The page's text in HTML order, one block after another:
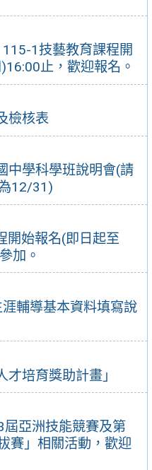
1技藝教育課程開
止，歡迎報名。
檢核表
中學科學班說明會(請
12/31)
開始報名(即日起至
加。
輔導基本資料填寫說
才培育獎助計畫」
亞洲技能競賽及第
賽」相關活動，歡迎